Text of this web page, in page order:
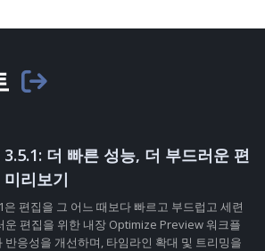
더 빠른 성능, 더 부드러운 편
리보기
편집을 그 어느 때보다 빠르고 부드럽고 세련
운 편집을 위한 내장 Optimize Preview 워크플
반응성을 개선하며, 타임라인 확대 및 트리밍을